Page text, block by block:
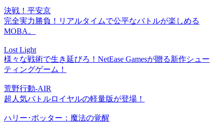
決戦！平安京
完全実力勝負！リアルタイムで公平なバトルが楽しめる
MOBA。
Lost Light
様々な戦術で生き延びろ！NetEase Gamesが贈る新作シュー
ティングゲーム！
荒野行動-AIR
超人気バトルロイヤルの軽量版が登場！
ハリー･ポッター：魔法の覚醒